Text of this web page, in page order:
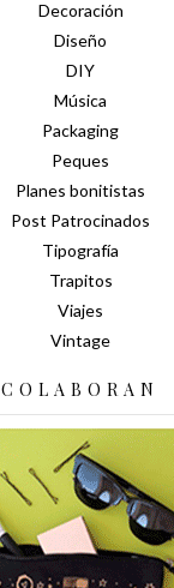
Decoración
Diseño
DIY
Música
Packaging
Peques
Planes bonitistas
Post Patrocinados
Tipografía
Trapitos
Viajes
Vintage
COLABORAN